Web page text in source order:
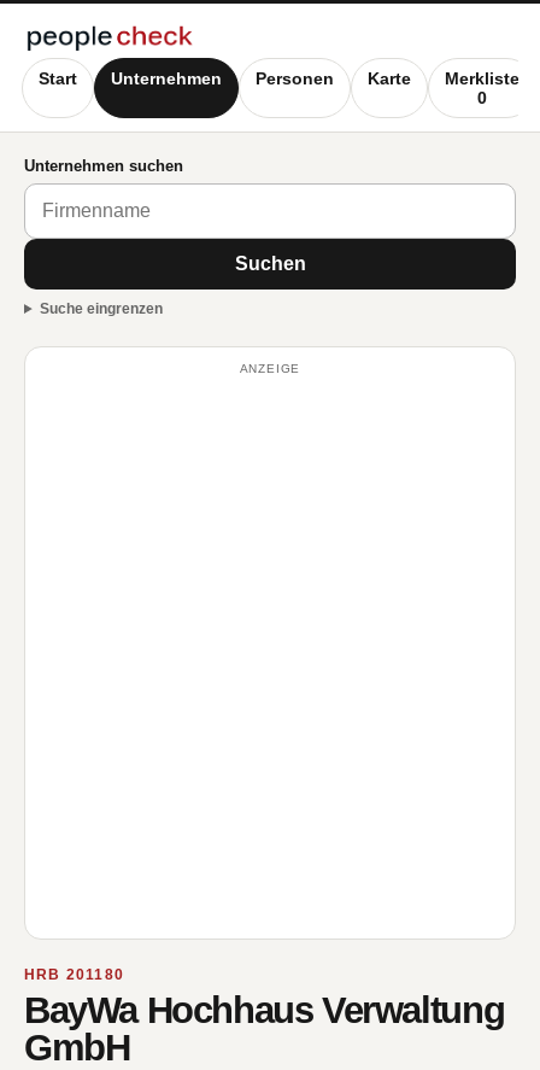
Start Unternehmen Personen Karte
Merkliste
0
Unternehmen suchen
Suchen
Suche eingrenzen
ANZEIGE
HRB 201180
BayWa Hochhaus Verwaltung
GmbH